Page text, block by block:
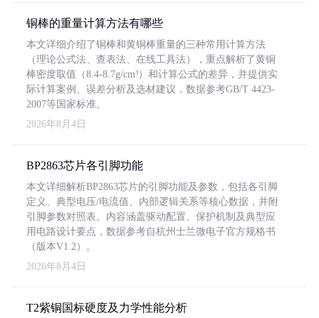
铜棒的重量计算方法有哪些
本文详细介绍了铜棒和黄铜棒重量的三种常用计算方法
（理论公式法、查表法、在线工具法），重点解析了黄铜
棒密度取值（8.4-8.7g/cm³）和计算公式的差异，并提供实
际计算案例、误差分析及选材建议，数据参考GB/T 4423-
2007等国家标准。
2026年8月4日
BP2863芯片各引脚功能
本文详细解析BP2863芯片的引脚功能及参数，包括各引脚
定义、典型电压/电流值、内部逻辑关系等核心数据，并附
引脚参数对照表。内容涵盖驱动配置、保护机制及典型应
用电路设计要点，数据参考自杭州士兰微电子官方规格书
（版本V1.2）。
2026年8月4日
T2紫铜国标硬度及力学性能分析